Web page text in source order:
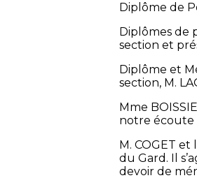
Diplôme de
Diplômes de
section et
Diplôme et
section, M.
Mme
notre écoute
M. COGET
du Gard. Il
devoir de